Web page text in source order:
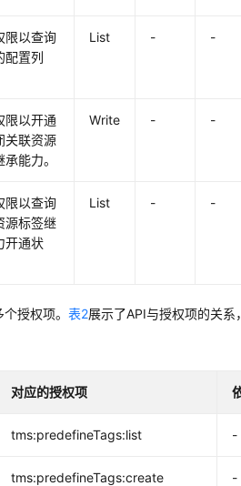
限以查询
配置列
List - -
限以开通
关联资源
能力。
Write - -
限以查询
源标签继
开通状
List - -
个授权项。表2展示了API与授权项的关系
对应的授权项
tms:predefineTags:list -
tms:predefineTags:create -